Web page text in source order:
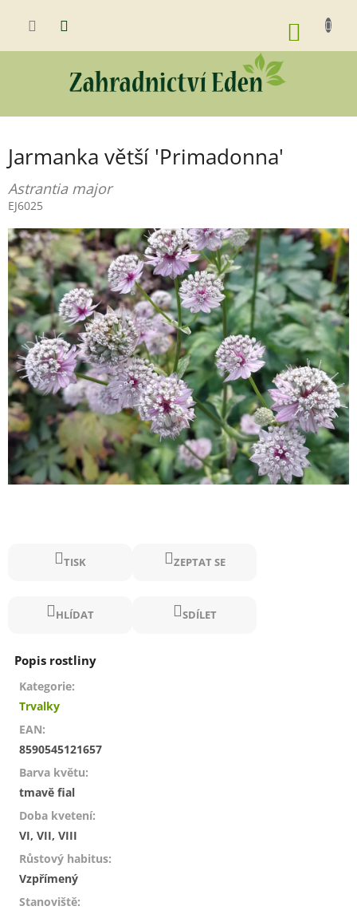
KOŠÍK
Jarmanka větší 'Primadonna'
Astrantia major
EJ6025
TISK ZEPTAT SE
HLÍDAT SDÍLET
Kategorie:
Trvalky
EAN:
8590545121657
Barva květu:
tmavě fial
Doba kvetení:
VI, VII, VIII
Růstový habitus:
Vzpřímený
Stanoviště: